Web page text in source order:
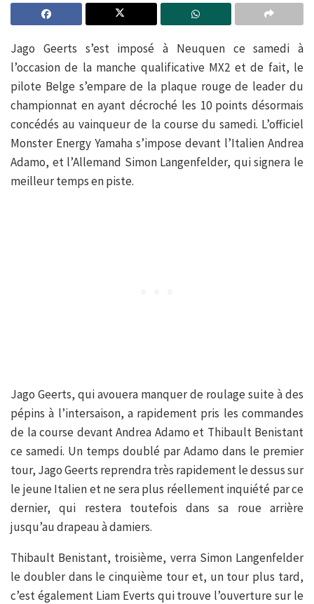
Jago Geerts s’est imposé à Neuquen ce samedi à
l’occasion de la manche qualificative MX2 et de fait, le
pilote Belge s’empare de la plaque rouge de leader du
championnat en ayant décroché les 10 points désormais
concédés au vainqueur de la course du samedi. L’officiel
Monster Energy Yamaha s’impose devant l’Italien Andrea
Adamo, et l’Allemand Simon Langenfelder, qui signera le
meilleur temps en piste.
Jago Geerts, qui avouera manquer de roulage suite à des
pépins à l’intersaison, a rapidement pris les commandes
de la course devant Andrea Adamo et Thibault Benistant
ce samedi. Un temps doublé par Adamo dans le premier
tour, Jago Geerts reprendra très rapidement le dessus sur
le jeune Italien et ne sera plus réellement inquiété par ce
dernier, qui restera toutefois dans sa roue arrière
jusqu’au drapeau à damiers.
Thibault Benistant, troisième, verra Simon Langenfelder
le doubler dans le cinquième tour et, un tour plus tard,
c’est également Liam Everts qui trouve l’ouverture sur le